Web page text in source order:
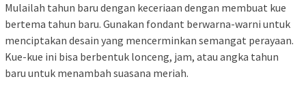
Mulailah tahun baru dengan keceriaan dengan membuat kue
bertema tahun baru. Gunakan fondant berwarna-warni untuk
menciptakan desain yang mencerminkan semangat perayaan.
Kue-kue ini bisa berbentuk lonceng, jam, atau angka tahun
baru untuk menambah suasana meriah.